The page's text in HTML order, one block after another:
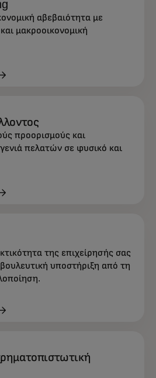
σε στρατηγική,
να επιταχύνει την
αβεβαιότητα με
μακροοικονομική
προορισμούς και
πελατών σε φυσικό και
της επιχείρησής σας
υποστήριξη από τη